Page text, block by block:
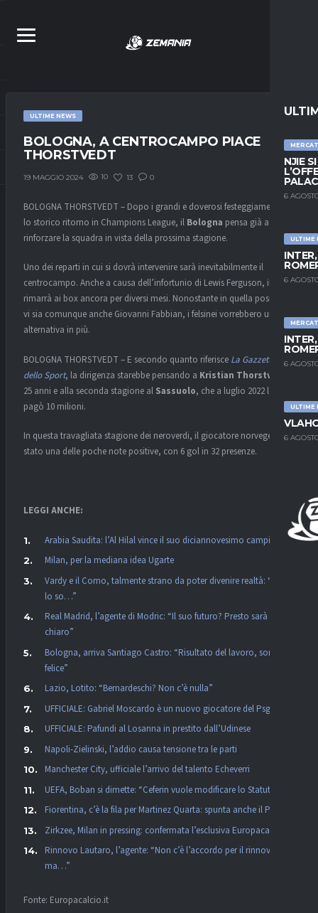
NJIE
6
ULTIME
6
6
ULTIME
6
ULTIME NEWS
BOLOGNA, A CENTROCAMPO PIACE
THORSTVEDT
19 MAGGIO 2024 10 13 0
BOLOGNA THORSTVEDT – Dopo i grandi e doverosi festeggiamenti per
lo storico ritorno in Champions League, il Bologna pensa già a
rinforzare la squadra in vista della prossima stagione.
Uno dei reparti in cui si dovrà intervenire sarà inevitabilmente il
centrocampo. Anche a causa dell’infortunio di Lewis Ferguson, il quale
rimarrà ai box ancora per diversi mesi. Nonostante in quella posizione
vi sia comunque anche Giovanni Fabbian, i felsinei vorrebbero una
alternativa in più.
BOLOGNA THORSTVEDT – E secondo quanto riferisce La Gazzetta
dello Sport, la dirigenza starebbe pensando a Kristian Thorstvedt
25 anni e alla seconda stagione al Sassuolo, che a luglio 2022 lo
pagò 10 milioni.
In questa travagliata stagione dei neroverdi, il giocatore norvegese è
stato una delle poche note positive, con 6 gol in 32 presenze.
LEGGI ANCHE:
Arabia Saudita: l’Al Hilal vince il suo diciannovesimo campionato
Milan, per la mediana idea Ugarte
Vardy e il Como, talmente strano da poter divenire realtà: “Non
lo so…”
Real Madrid, l’agente di Modric: “Il suo futuro? Presto sarà
chiaro”
Bologna, arriva Santiago Castro: “Risultato del lavoro, sono
felice”
Lazio, Lotito: “Bernardeschi? Non c’è nulla”
UFFICIALE: Gabriel Moscardo è un nuovo giocatore del Psg
UFFICIALE: Pafundi al Losanna in prestito dall’Udinese
Napoli-Zielinski, l’addio causa tensione tra le parti
Manchester City, ufficiale l’arrivo del talento Echeverri
UEFA, Boban si dimette: “Ceferin vuole modificare lo Statuto”
Fiorentina, c’è la fila per Martinez Quarta: spunta anche il PSG
Zirkzee, Milan in pressing: confermata l’esclusiva Europacalcio!
Rinnovo Lautaro, l’agente: “Non c’è l’accordo per il rinnovo,
ma…”
Fonte: Europacalcio.it